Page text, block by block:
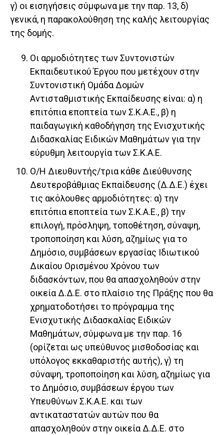
γ) οι εισηγήσεις σύμφωνα με την παρ. 13, δ)
γενικά, η παρακολούθηση της καλής λειτουργίας
της δομής.
Οι αρμοδιότητες των Συντονιστών
Εκπαιδευτικού Έργου που μετέχουν στην
Συντονιστική Ομάδα Δομών
Αντισταθμιστικής Εκπαίδευσης είναι: α) η
επιτόπια εποπτεία των Σ.Κ.Α.Ε., β) η
παιδαγωγική καθοδήγηση της Ενισχυτικής
Διδασκαλίας Ειδικών Μαθημάτων για την
εύρυθμη λειτουργία των Σ.Κ.Α.Ε.
Ο/Η Διευθυντής/τρια κάθε Διεύθυνσης
Δευτεροβάθμιας Εκπαίδευσης (Δ.Δ.Ε.) έχει
τις ακόλουθες αρμοδιότητες: α) την
επιτόπια εποπτεία των Σ.Κ.Α.Ε., β) την
επιλογή, πρόσληψη, τοποθέτηση, σύναψη,
τροποποίηση και λύση, αζημίως για το
Δημόσιο, συμβάσεων εργασίας Ιδιωτικού
Δικαίου Ορισμένου Χρόνου των
διδασκόντων, που θα απασχοληθούν στην
οικεία Δ.Δ.Ε. στο πλαίσιο της Πράξης που θα
χρηματοδοτήσει το πρόγραμμα της
Ενισχυτικής Διδασκαλίας Ειδικών
Μαθημάτων, σύμφωνα με την παρ. 16
(ορίζεται ως υπεύθυνος μισθοδοσίας και
υπόλογος εκκαθαριστής αυτής), γ) τη
σύναψη, τροποποίηση και λύση, αζημίως για
το Δημόσιο, συμβάσεων έργου των
Υπευθύνων Σ.Κ.Α.Ε. και των
αντικαταστατών αυτών που θα
απασχοληθούν στην οικεία Δ.Δ.Ε. στο